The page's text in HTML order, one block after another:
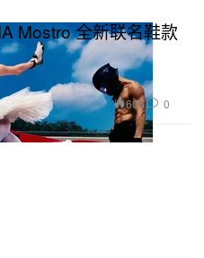
Mostro 全新联名鞋款
605 0